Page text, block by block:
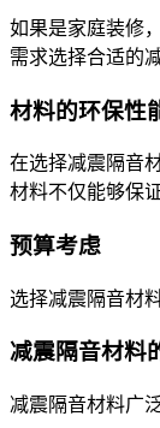
如果是家庭装修
需求选择合适的
材料的环保性
在选择减震隔音
材料不仅能够保
预算考虑
选择减震隔音材
减震隔音材料
减震隔音材料广